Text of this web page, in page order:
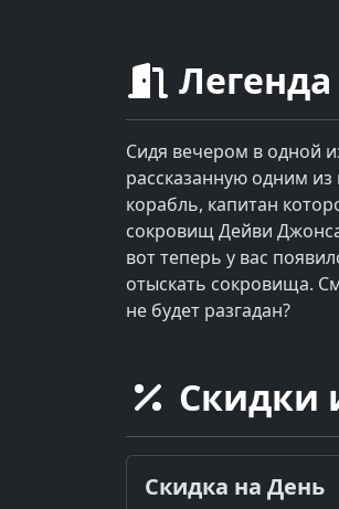
Легенда
Сидя вечером в одной
рассказанную одним
корабль, капитан
сокровищ Дейви
вот теперь у вас
отыскать сокровища.
не будет разгадан?
Скидки
Скидка на День